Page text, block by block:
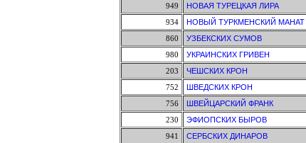
949
НОВАЯ ТУРЕЦКАЯ ЛИРА
934
НОВЫЙ ТУРКМЕНСКИЙ МАНАТ
860
УЗБЕКСКИХ СУМОВ
980
УКРАИНСКИХ ГРИВЕН
203
ЧЕШСКИХ КРОН
752
ШВЕДСКИХ КРОН
756
ШВЕЙЦАРСКИЙ ФРАНК
230
ЭФИОПСКИХ БЫРОВ
941
СЕРБСКИХ ДИНАРОВ